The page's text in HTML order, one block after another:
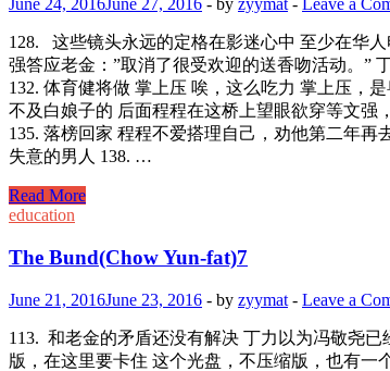
June 24, 2016June 27, 2016 - by zyymat - Leave a
128. 这些镜头永远的定格在影迷心中 至少在华
强答应老金：”取消了很受欢迎的送香吻活动。”
132. 体育健将做 掌上压 唉，这么吃力 掌上压，
不及白娘子的 后面程程在这桥上望眼欲穿等文强
135. 落榜回家 程程不爱搭理自己，劝他第二年
失意的男人 138. …
The
Bund(Chow
fat)8
Read More
education
The Bund(Chow Yun-fat)7
June 21, 2016June 23, 2016 - by zyymat - Leave a
113. 和老金的矛盾还没有解决 丁力以为冯敬尧
版，在这里要卡住 这个光盘，不压缩版，也有